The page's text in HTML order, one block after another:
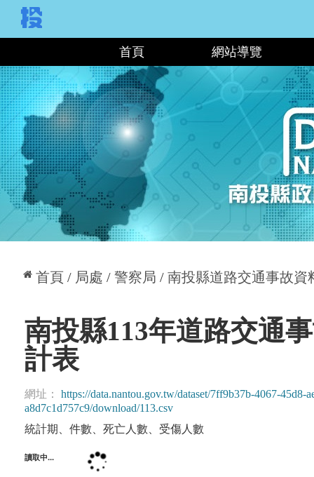
首頁 網站導覽
首頁 局處 警察局 南投縣道路交通事故資
南投縣113年道路交通
計表
網址： https://data.nantou.gov.tw/dataset/7ff9b37b-4067-45d8-
a8d7c1d757c9/download/113.csv
統計期、件數、死亡人數、受傷人數